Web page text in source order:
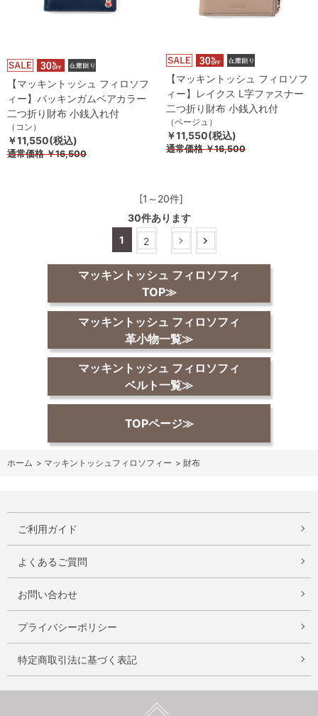
【マッキントッシュ フィロソフ
ィー】バッキンガムベアカラー
二つ折り財布 小銭入れ付
（コン）
￥11,550(税込)
通常価格￥16,500
【マッキントッシュ フィロソフ
ィー】レイクス L字ファスナー
二つ折り財布 小銭入れ付
（ベージュ）
￥11,550(税込)
通常価格￥16,500
[1～20件]
30件あります
1
2
マッキントッシュ フィロソフィ
TOP≫
マッキントッシュ フィロソフィ
革小物一覧≫
マッキントッシュ フィロソフィ
ベルト一覧≫
TOPページ≫
ホーム > マッキントッシュフィロソフィー > 財布
ご利用ガイド
よくあるご質問
お問い合わせ
プライバシーポリシー
特定商取引法に基づく表記